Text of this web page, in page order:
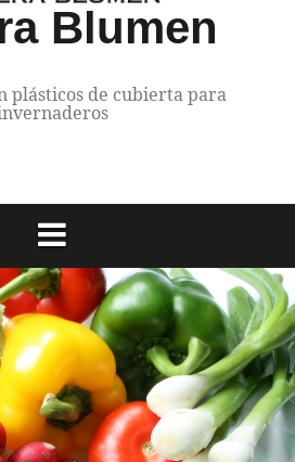
Blumen
plásticos de cubierta para